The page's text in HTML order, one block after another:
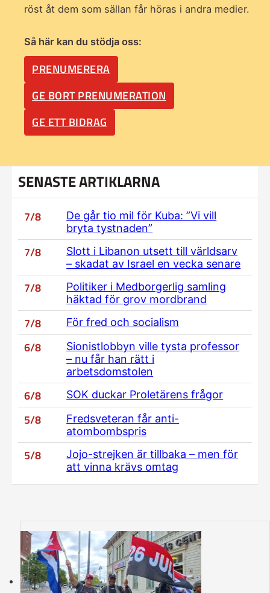
röst åt dem som sällan får höras i andra medier.
Så här kan du stödja oss:
PRENUMERERA
GE BORT PRENUMERATION
GE ETT BIDRAG
SENASTE ARTIKLARNA
7/8
De går tio mil för Kuba: ”Vi vill
bryta tystnaden”
7/8
Slott i Libanon utsett till världsarv
– skadat av Israel en vecka senare
7/8
Politiker i Medborgerlig samling
häktad för grov mordbrand
7/8 För fred och socialism
6/8
Sionistlobbyn ville tysta professor
– nu får han rätt i
arbetsdomstolen
6/8 SOK duckar Proletärens frågor
5/8
Fredsveteran får anti-
atombombspris
5/8
Jojo-strejken är tillbaka – men för
att vinna krävs omtag